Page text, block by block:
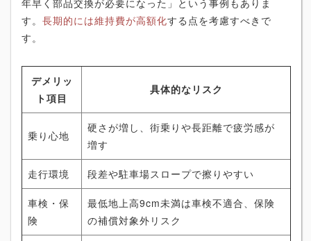
す。 長期的には維持費が高額化する点を考慮すべきで
す。
デメリッ
ト項目
具体的なリスク
乗り心地
硬さが増し、街乗りや長距離で疲労感が
増す
走行環境 段差や駐車場スロープで擦りやすい
車検・保
険
最低地上高9cm未満は車検不適合、保険
の補償対象外リスク